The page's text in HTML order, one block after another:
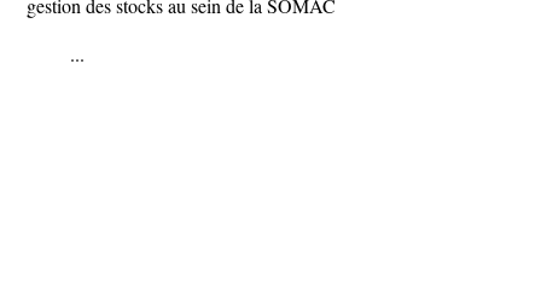
gestion des stocks au sein de la SOMAC
...